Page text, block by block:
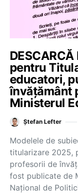
pentru
educatori,
învățământ
Ministerul
Ștefan Lefter
Modelele de
titularizare 2025,
profesorii de
fost publicate de
Național de